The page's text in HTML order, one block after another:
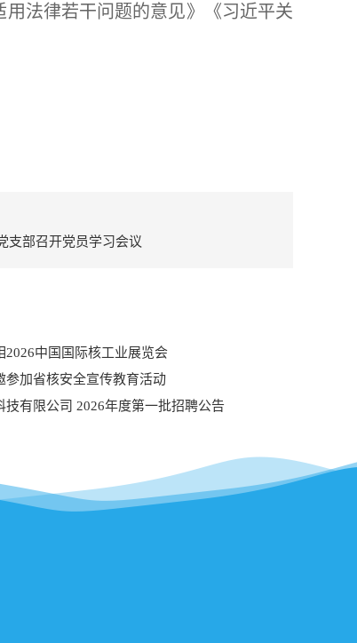
法律若干问题的意见》《习近平关
支部召开党员学习会议
2026中国国际核工业展览会
参加省核安全宣传教育活动
技有限公司 2026年度第一批招聘公告